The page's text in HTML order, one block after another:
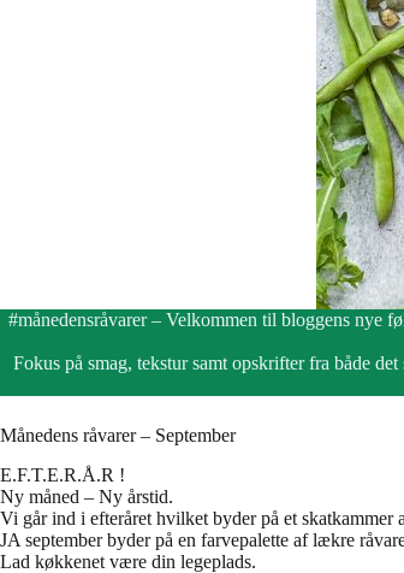
#månedensråvarer – Velkommen til bloggens nye
Fokus på smag, tekstur samt opskrifter fra både
Månedens råvarer – September
E.F.T.E.R.Å.R !
Ny måned – Ny årstid.
Vi går ind i efteråret hvilket byder på et
JA september byder på en farvepalette af lækre
Lad køkkenet være din legeplads.